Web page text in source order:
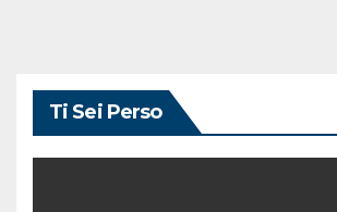
Ti Sei Perso